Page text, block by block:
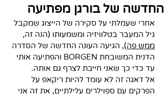
החדשה של בורגן מפתיעה
אחרי שעמלתי על סקירה של הייצוג שמקבל
גיל המעבר בטלוויזיה ומשמעותו (הנה זה,
ממש פה), הגיעה העונה החדשה של הסדרה
הדנית המשובחת BORGEN והפתיעה אותי
עד כדי כך שאני חייבת לצרף גם אותה.
אל דאגה זה לא עומד להיות ריקאפ על
הפרקים עם ספוילרים עלילתיים, את זה אני